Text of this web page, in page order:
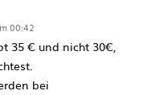
00:42
35 € und nicht 30€,
bei